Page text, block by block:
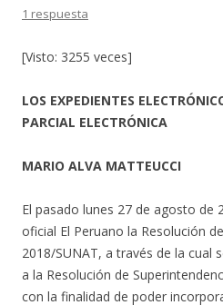
1 respuesta
[Visto: 3255 veces]
LOS EXPEDIENTES
PARCIAL ELECTRÓNICA
MARIO ALVA MATTEUCCI
El pasado lunes 27 de agosto de
oficial El Peruano la Resolución
2018/SUNAT, a través de la cual
a la Resolución de
con la finalidad de poder